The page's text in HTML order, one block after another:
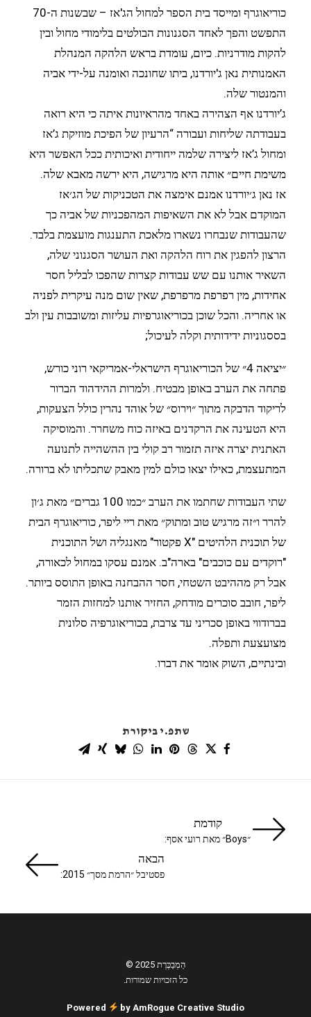
כוריאוגרף ומייסד בית הספר למחול הג'אז – שבשנות ה-70
התפשט והפך לאחד הסגנונות הבולטים בלימודי מחול ובין
להקות מודרניות. כיום, עומדת בראש הלהקה המנהלת
האמנותית נאן ג'יורדנו, ביתו שחונכה ואומנה על-ידי אביה
והמנטור שלה.
ג’יורדנו אף הצהירה באחד מהראיונות איתה כי היא רואה
בעבודתה שליחות ועבורה “הרעיון של הפיכת מוזיקת ג’אז
ומחול ג’אז ליצירה שלמה ייחודית ואיכותית ככל האפשר היא
משימת חיים״ אותה היא מרגישה, היא ירשה מאבא שלה.
אז נאן ג׳יורדנו אמנם אימצה את הטכניקות של הג׳אז
המוקדם אבל לא את השאיפות המהפכניות של אביה כך
שהעבודות שנבחרו נשארו מלאכת התענגות מועצמת בלבד.
הרצון להפגין את רוח הלהקה ואת העושר הסגנוני שלה,
השאיר אותנו עם שש עבודות קצרות שהפכו לבליל חסר
אחידות, מין רפרפת מרפרפת, שאין שום מנה עיקרית לפניה
או אחריה. והכל שוכן בכוריאוגרפיות עליזות ומשובבות עין ולב
בססגוניות ידידותית וקלה לעיכול;
״יציאה 4״ של הכוריאוגרף הישראלי-אמריקאי רוני כורש,
פתחה את הערב באופן מבטיח. ולמרות ההידהוד הברור
לריקוד הדבקה מתוך ״וירוס״ של אוהד נהרין כולל הצעקות,
היא הטעינה את הרקדנים באיזה כוח משחרר. והמוסיקה
האתנית יצרה איזה תזמור רב קולי בין ההשהייה לתנועה
המתעצמת, כאילו יצאו כולם למין מאבק שתכליתו לא ברורה.
שתי העבודות שחתמו את הערב ״כמו 100 גברים״ מאת ג׳ון
להרר ו״זה מרגיש טוב ומתוק״ מאת ריי ליפר, כוריאוגרף הבית
של תוכנית הלהיטים "X פקטור" מאנגליה ושל התוכנית
"רוקדים עם כוכבים" בארה"ב. אמנם עסקו במחול לכאורה,
אבל רק מההיבט השטחי, חסר ההבחנה באופן התוסס ביותר.
ליפר, חובב סוכרים מודחק, החזיר אותנו למחזות הזמר
בברודווי באופן סכריני עד צרבת, בכוריאוגרפיה סלונית
מצועצעת ותפלה.
ובינתיים, השוק אומר את דברו.
שתפ.י ביקורת
קודמת
״Boys״ מאת רועי אסף:
הבאה
פסטיבל ״הרמת מסך״ 2015:
הַמְבַכֶּרֶת 2025 ©
כל הזכויות שמורות.
Powered by AmRogue Creative Studio